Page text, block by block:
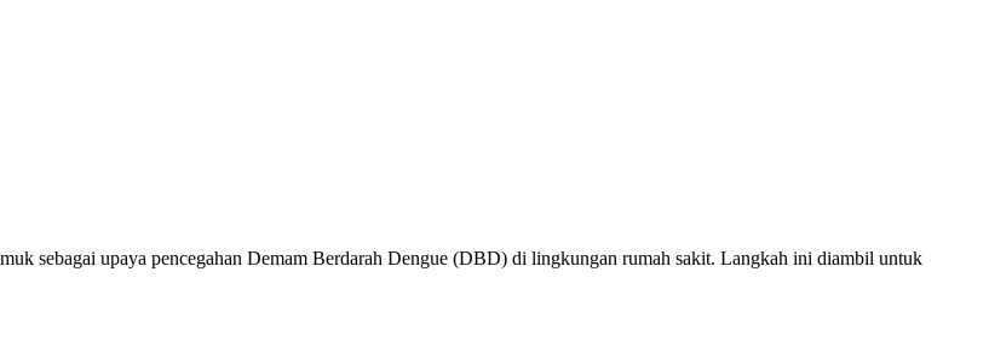
sebagai upaya pencegahan Demam Berdarah Dengue (DBD) di lingkungan rumah sakit. Langkah ini diambil untuk